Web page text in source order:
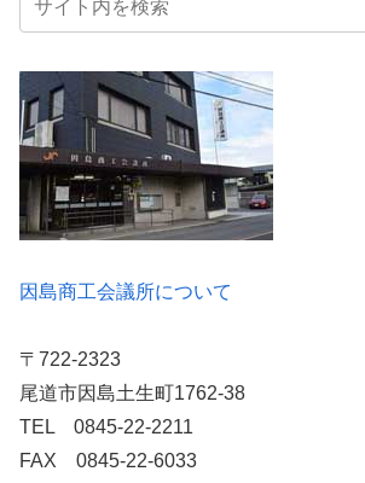
因島商工会議所について
〒722-2323
尾道市因島土生町1762-38
TEL 0845-22-2211
FAX 0845-22-6033